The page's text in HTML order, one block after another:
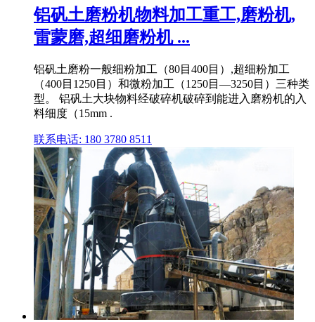
铝矾土磨粉机物料加工重工,磨粉机,
雷蒙磨,超细磨粉机 ...
铝矾土磨粉一般细粉加工（80目400目）,超细粉加工
（400目1250目）和微粉加工（1250目—3250目）三种类
型。 铝矾土大块物料经破碎机破碎到能进入磨粉机的入
料细度（15mm .
联系电话: 180 3780 8511